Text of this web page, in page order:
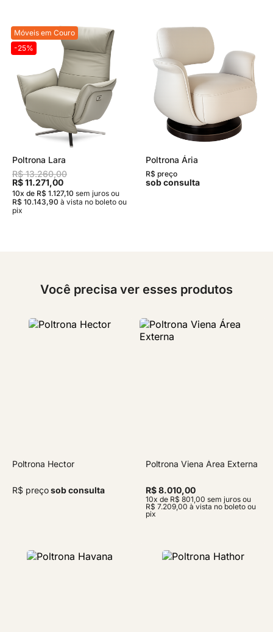
Móveis em Couro
-25%
Poltrona Lara
R$ 13.260,00
R$ 11.271,00
10x de R$ 1.127,10 sem juros ou
R$ 10.143,90 à vista no boleto ou
pix
Poltrona Ária
R$ preço
sob consulta
Você precisa ver esses produtos
Poltrona Hector
R$ preçosob consulta
Poltrona Viena Área Externa
R$ 8.010,00
10x de R$ 801,00 sem juros ou
R$ 7.209,00 à vista no boleto ou
pix